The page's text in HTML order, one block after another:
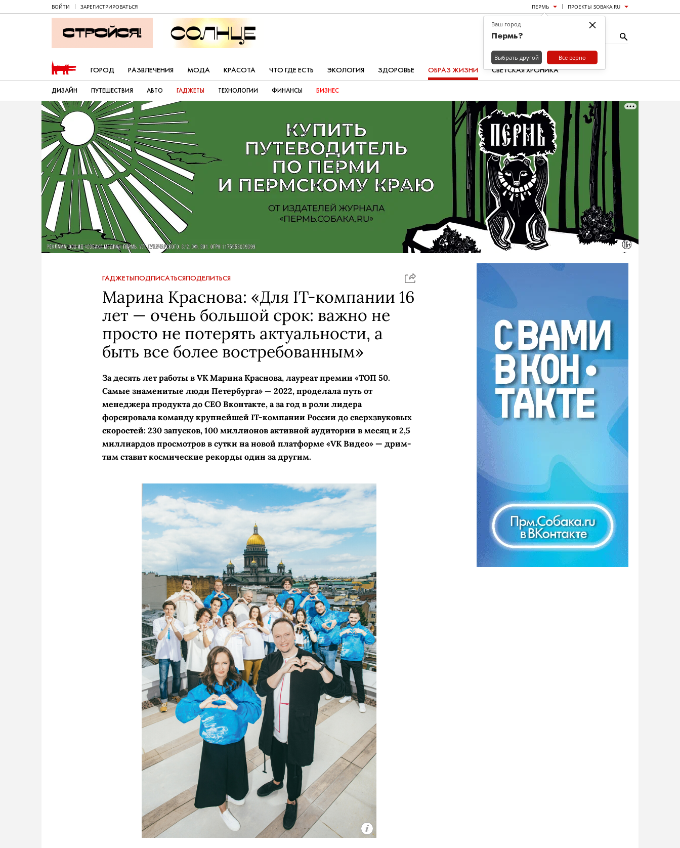
ВОЙТИ ЗАРЕГИСТРИРОВАТЬСЯ ПЕРМЬ ПРОЕКТЫ SOBAKA.RU
ГОРОД РАЗВЛЕЧЕНИЯ МОДА КРАСОТА ЧТО ГДЕ ЕСТЬ ЭКОЛОГИЯ ЗДОРОВЬЕ ОБРАЗ ЖИЗНИ СВЕТСКАЯ ХРОНИКА
ДИЗАЙН ПУТЕШЕСТВИЯ АВТО ГАДЖЕТЫ ТЕХНОЛОГИИ ФИНАНСЫ БИЗНЕС
ГАДЖЕТЫПОДПИСАТЬСЯПОДЕЛИТЬСЯ
Марина Краснова: «Для IT-компании 16
лет — очень большой срок: важно не
просто не потерять актуальности, а
быть все более востребованным»
За десять лет работы в VK Марина Краснова, лауреат премии «ТОП 50.
Самые знаменитые люди Петербурга» — 2022, проделала путь от
менеджера продукта до СЕО Вконтакте, а за год в роли лидера
форсировала команду крупнейшей IT-компании России до сверхзвуковых
скоростей: 230 запусков, 100 миллионов активной аудитории в месяц и 2,5
миллиардов просмотров в сутки на новой платформе «VK Видео» — дрим-
тим ставит космические рекорды один за другим.
×
Ваш город
Пермь?
Выбрать другой Все верно